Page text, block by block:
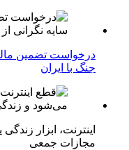
درخواست تضمین مالی
جنگ با ایران
اینترنت، ابزار
مجازات جمعی